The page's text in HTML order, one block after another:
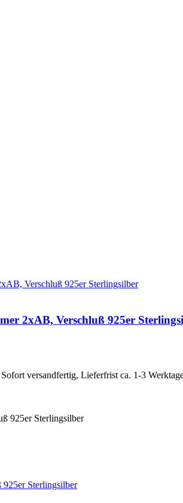
2xAB, Verschluß 925er
versandfertig, Lieferfrist ca. 1-3
925er Sterlingsilber